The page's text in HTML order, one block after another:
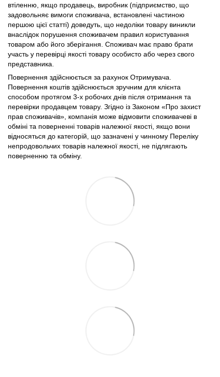
втіленню, якщо продавець, виробник (підприємство, що
задовольняє вимоги споживача, встановлені частиною
першою цієї статті) доведуть, що недоліки товару виникли
внаслідок порушення споживачем правил користування
товаром або його зберігання. Споживач має право брати
участь у перевірці якості товару особисто або через свого
представника.
Повернення здійснюється за рахунок Отримувача.
Повернення коштів здійснюється зручним для клієнта
способом протягом 3-х робочих днів після отримання та
перевірки продавцем товару. Згідно із Законом «Про захист
прав споживачів», компанія може відмовити споживачеві в
обміні та поверненні товарів належної якості, якщо вони
відносяться до категорій, що зазначені у чинному Переліку
непродовольчих товарів належної якості, не підлягають
поверненню та обміну.